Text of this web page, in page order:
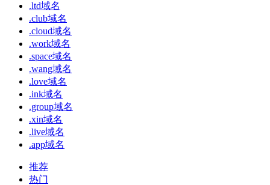
.ltd域名
.club域名
.cloud域名
.work域名
.space域名
.wang域名
.love域名
.ink域名
.group域名
.xin域名
.live域名
.app域名
推荐
热门